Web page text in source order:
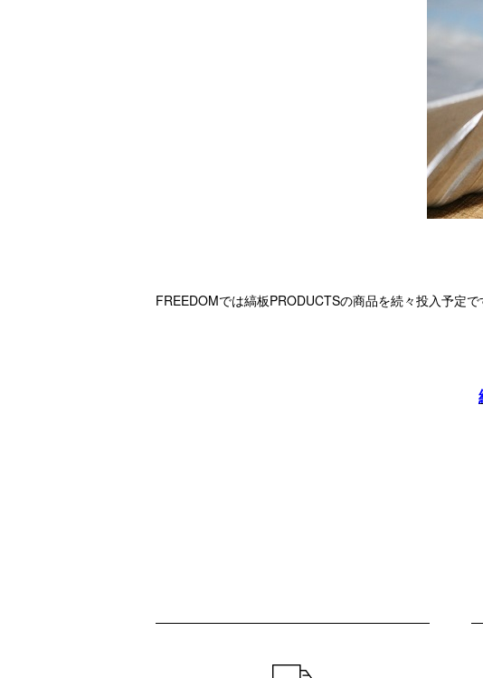
FREEDOMでは縞板PRODUCTSの商品を続々投入予定で